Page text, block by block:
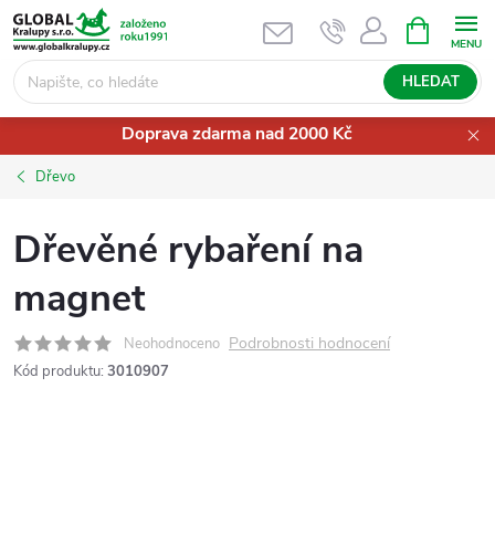
Přejít
na
obsah
HLEDAT
NÁKUPNÍ
KOŠÍK
Doprava zdarma nad 2000 Kč
Dřevo
Dřevěné rybaření na
magnet
Neohodnoceno Podrobnosti hodnocení
Kód produktu: 3010907